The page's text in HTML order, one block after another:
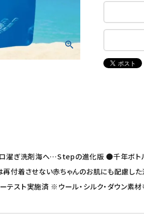
ぎ洗剤海へ…Stepの進化版 ●千年ボト
付着させない赤ちゃんのお肌にも配慮し
スト実施済 ※ウール・シルク・ダウン素材